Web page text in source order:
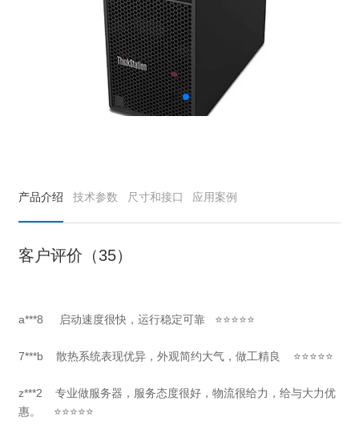
产品介绍 技术参数 尺寸和接口 应用案例
客户评价（35）
a***8 启动速度很快，运行稳定可靠 ⭐⭐⭐⭐⭐
7***b散热系统表现优异，外观简约大气，做工精良 ⭐⭐⭐⭐⭐
z***2 专业做服务器，服务态度很好，物流很给力，给与大力优
惠。 ⭐⭐⭐⭐⭐